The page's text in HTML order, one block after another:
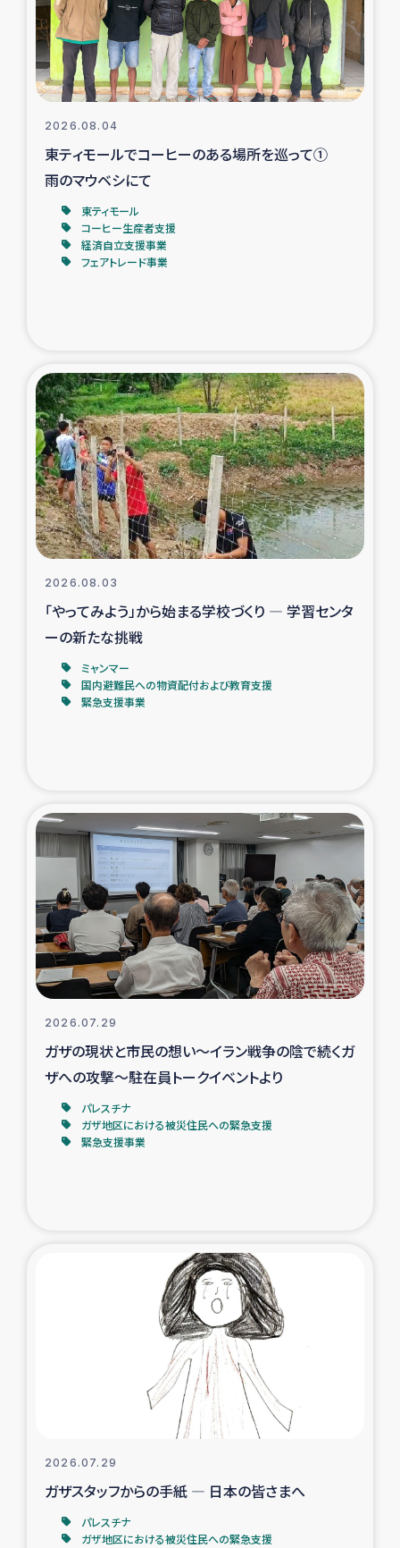
復興支援事業
民際教育事業
ガザ人道支援
令和6年能登半島地震 緊急支援
国内避難民への物資配付および教育支援
漁民によるマングローブ植林活動
レバノンでのシリア難民への食糧・越冬支援
レバノンにおける緊急支援
レバノンでのシリア難民への教育支援事業
レバノンでのシリア難民・レバノン人への農業支援
海外ルーツの市民との共生
神原ゼミxパルシック
仮設住宅生活支援・農業復興支援
漁業復興支援
インターン・ボランティア日誌
経済自立支援事業
ガザ空爆被災者への食料支援と農家生産支援
ガザ地区における羊の畜産支援
ガザ地区酪農を通した女性グループの生計支援
ふりかけ普及と食生活改善による栄養改善事業
フェアトレード事業
緊急支援事業
女性の生計向上を通じた子どもの栄養改善事業
民際教育
食べる
2026.08.04
東ティモールでコーヒーのある場所を巡って①
雨のマウベシにて
東ティモール
コーヒー生産者支援
経済自立支援事業
フェアトレード事業
2026.08.03
「やってみよう」から始まる学校づくり ― 学習センタ
ーの新たな挑戦
ミャンマー
国内避難民への物資配付および教育支援
緊急支援事業
2026.07.29
ガザの現状と市民の想い～イラン戦争の陰で続くガ
ザへの攻撃～駐在員トークイベントより
パレスチナ
ガザ地区における被災住民への緊急支援
緊急支援事業
2026.07.29
ガザスタッフからの手紙 ― 日本の皆さまへ
パレスチナ
ガザ地区における被災住民への緊急支援